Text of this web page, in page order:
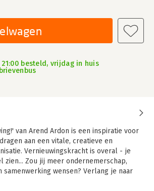
21:00 besteld, vrijdag in huis
van Arend Ardon is een inspiratie voor
aan een vitale, creatieve en
Vernieuwingskracht is overal - je
zien... Zou jij meer ondernemerschap,
samenwerking wensen? Verlang je naar